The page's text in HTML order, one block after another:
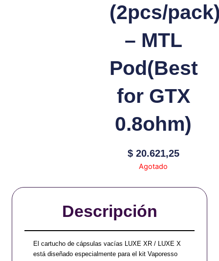
(2pcs/
– MTL
Pod(Best
for GTX
0.8ohm)
$20.621,25
Agotado
Descripción
El cartucho de cápsulas vacías LUXE XR / LUXE X
está diseñado especialmente para el kit Vaporesso